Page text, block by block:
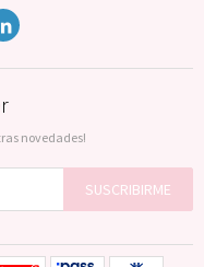
novedades!
SUSCRIBIRME